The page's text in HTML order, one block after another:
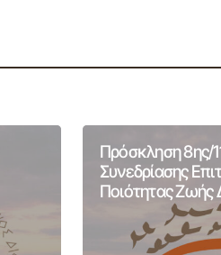
Πρόσκληση 8ης/
Συνεδρίασης
Ποιότητας Ζωής